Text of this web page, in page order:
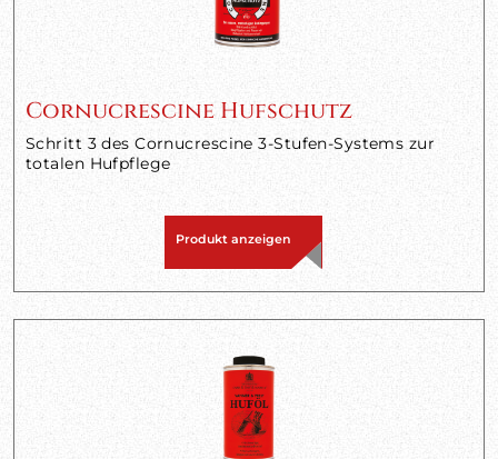
Cornucrescine Hufschutz
Schritt 3 des Cornucrescine 3-Stufen-Systems zur
totalen Hufpflege
Produkt anzeigen